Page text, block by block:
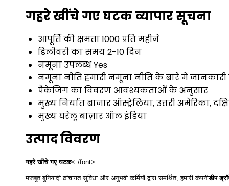
गहरे खींचे गए घटक व्यापार सूचना
आपूर्ति की क्षमता1000 प्रति महीने
डिलीवरी का समय2-10 दिन
नमूना उपलब्धYes
नमूना नीतिहमारी नमूना नीति के बारे में
पैकेजिंग का विवरण आवश्यकताओं के अनुसार
मुख्य निर्यात बाजार ऑस्ट्रेलिया, उत्तरी अमेरिका,
मुख्य घरेलू बाज़ार ऑल इंडिया
उत्पाद विवरण
गहरे खींचे गए घटक< /font>
मजबूत बुनियादी ढांचागत सुविधा और अनुभवी कर्मियों द्वारा समर्थित, हमारी कंपनीडीप